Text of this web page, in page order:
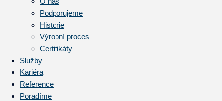
Podporujeme
Historie
Výrobní proces
Certifikáty
Služby
Kariéra
Reference
Poradíme